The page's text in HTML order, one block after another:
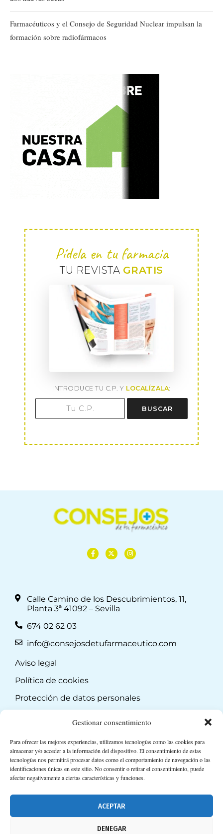
Gestionar consentimiento
Para ofrecer las mejores experiencias, utilizamos tecnologías como las cookies para
almacenar y/o acceder a la información del dispositivo. El consentimiento de estas
tecnologías nos permitirá procesar datos como el comportamiento de navegación o las
identificaciones únicas en este sitio. No consentir o retirar el consentimiento, puede
afectar negativamente a ciertas características y funciones.
ACEPTAR
DENEGAR
Farmacéuticos y el Consejo de Seguridad Nuclear impulsan la
formación sobre radiofármacos
Pídela en tu farmacia
TU REVISTA GRATIS
INTRODUCE TU C.P. Y LOCALÍZALA:
BUSCAR
Calle Camino de los Descubrimientos, 11,
Planta 3ª 41092 – Sevilla
674 02 62 03
info@consejosdetufarmaceutico.com
Aviso legal
Política de cookies
Protección de datos personales